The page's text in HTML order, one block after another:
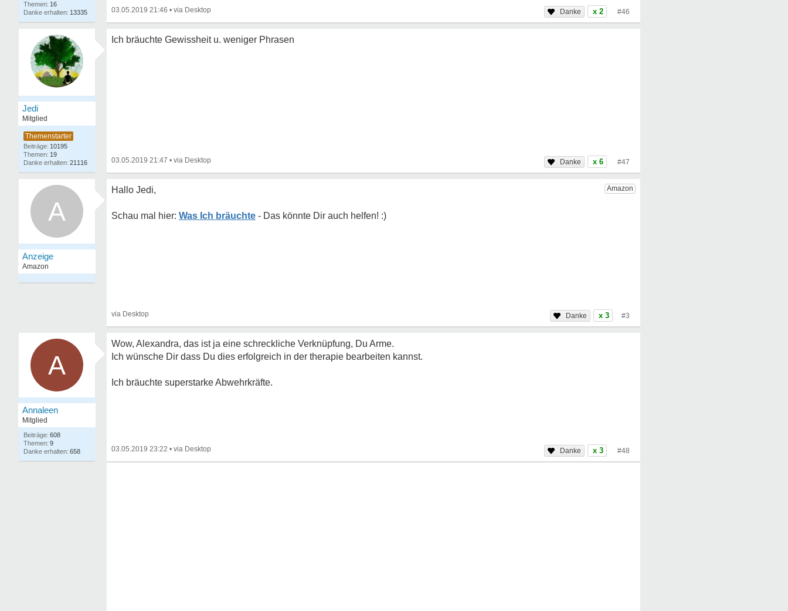
16
13335
03.05.2019 21:46 • x 2 #46
Jedi
Mitglied
10195
19
21116
Ich bräuchte Gewissheit u. weniger Phrasen
03.05.2019 21:47 • x 6 #47
A
Hallo Jedi,
Was Ich bräuchte
x 3 #3
A
Annaleen
Mitglied
608
9
658
Wow, Alexandra, das ist ja eine schreckliche Verknüpfung, Du Arme.
Ich wünsche Dir dass Du dies erfolgreich in der therapie bearbeiten kannst.
Ich bräuchte superstarke Abwehrkräfte.
03.05.2019 23:22 • x 3 #48